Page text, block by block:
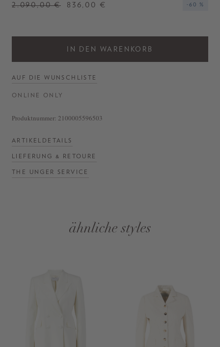
2.090,00 € 836,00 € -60 %
IN DEN WARENKORB
AUF DIE WUNSCHLISTE
ONLINE ONLY
Produktnummer: 2100005596503
ARTIKELDETAILS
LIEFERUNG & RETOURE
THE UNGER SERVICE
ähnliche styles